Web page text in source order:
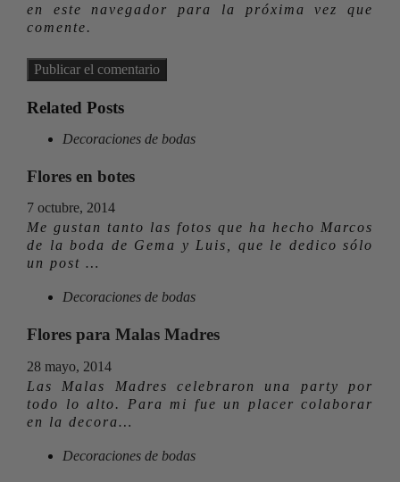
en este navegador para la próxima vez que
comente.
Related Posts
Decoraciones de bodas
Flores en botes
7 octubre, 2014
Me gustan tanto las fotos que ha hecho Marcos
de la boda de Gema y Luis, que le dedico sólo
un post …
Decoraciones de bodas
Flores para Malas Madres
28 mayo, 2014
Las Malas Madres celebraron una party por
todo lo alto. Para mi fue un placer colaborar
en la decora…
Decoraciones de bodas